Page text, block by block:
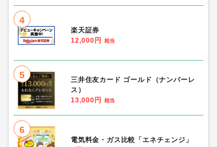
4
楽天証券
12,000円
相当
5
三井住友カード ゴールド（ナンバーレ
ス）
13,000円
相当
6
電気料金・ガス比較「エネチェンジ」